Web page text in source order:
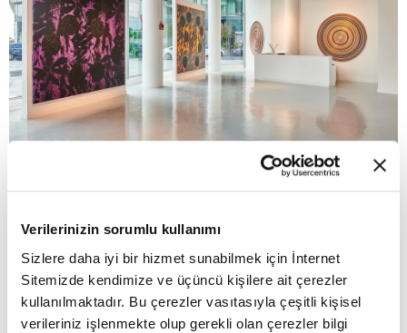
Verilerinizin sorumlu kullanımı
Sizlere daha iyi bir hizmet sunabilmek için İnternet
Sitemizde kendimize ve üçüncü kişilere ait çerezler
kullanılmaktadır. Bu çerezler vasıtasıyla çeşitli kişisel
verileriniz işlenmekte olup gerekli olan çerezler bilgi
ANA SAYFA YAŞAM
Masanın Ötesinde: Gıda Diplomasisi Neden Bir